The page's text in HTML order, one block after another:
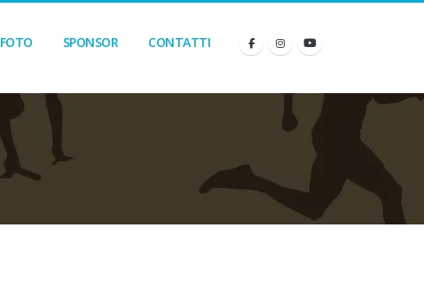
FOTO SPONSOR CONTATTI